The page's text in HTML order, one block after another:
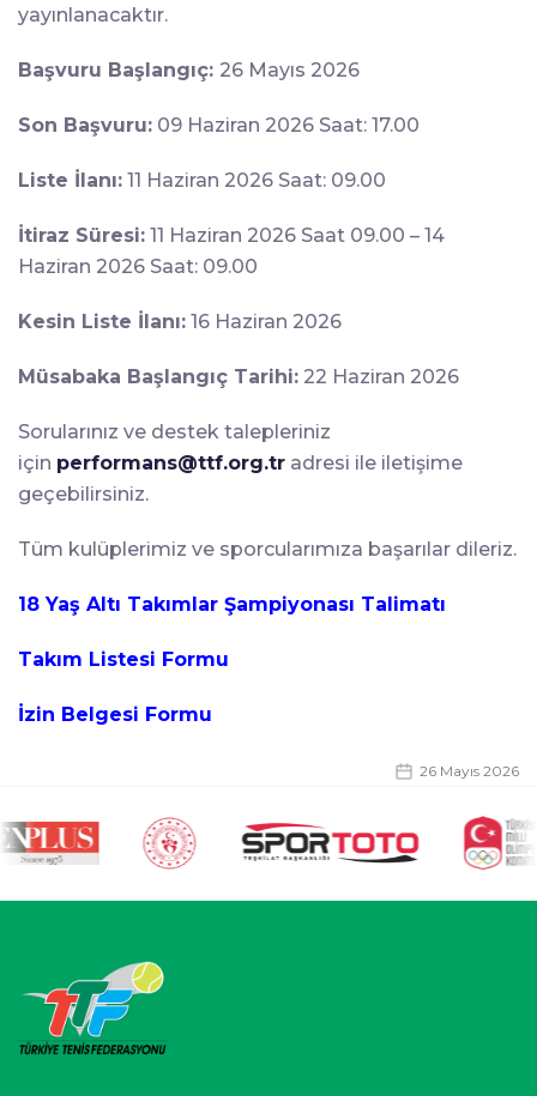
yayınlanacaktır.
Başvuru Başlangıç: 26 Mayıs 2026
Son Başvuru: 09 Haziran 2026 Saat: 17.00
Liste İlanı: 11 Haziran 2026 Saat: 09.00
İtiraz Süresi: 11 Haziran 2026 Saat 09.00 – 14
Haziran 2026 Saat: 09.00
Kesin Liste İlanı: 16 Haziran 2026
Müsabaka Başlangıç Tarihi: 22 Haziran 2026
Sorularınız ve destek talepleriniz
için performans@ttf.org.tr adresi ile iletişime
geçebilirsiniz.
Tüm kulüplerimiz ve sporcularımıza başarılar dileriz.
18 Yaş Altı Takımlar Şampiyonası Talimatı
Takım Listesi Formu
İzin Belgesi Formu
26 Mayıs 2026